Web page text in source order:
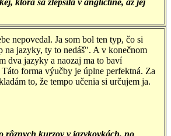
nepovedal. Ja som bol ten typ, čo si
na jazyky, ty to nedáš". A v konečnom
dva jazyky a naozaj ma to baví
forma výučby je úplne perfektná. Za
to, že tempo učenia si určujem ja.
rôznych kurzov v jazykovkách, no